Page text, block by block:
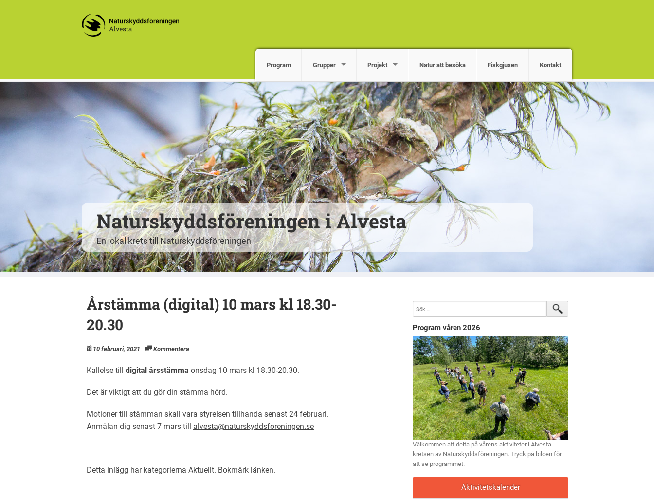
Program Grupper Projekt Natur att besöka Fiskgjusen Kontakt
Naturskyddsföreningen i Alvesta
En lokal krets till Naturskyddsföreningen
Årstämma (digital) 10 mars kl 18.30-
20.30
10 februari, 2021 Kommentera
Kallelse till digital årsstämma onsdag 10 mars kl 18.30-20.30.
Det är viktigt att du gör din stämma hörd.
Motioner till stämman skall vara styrelsen tillhanda senast 24 februari.
Anmälan dig senast 7 mars till alvesta@naturskyddsforeningen.se
Detta inlägg har kategorierna Aktuellt. Bokmärk länken.
Program våren 2026
Välkommen att delta på vårens aktiviteter i Alvesta-
kretsen av Naturskyddsföreningen. Tryck på bilden för
att se programmet.
Aktivitetskalender